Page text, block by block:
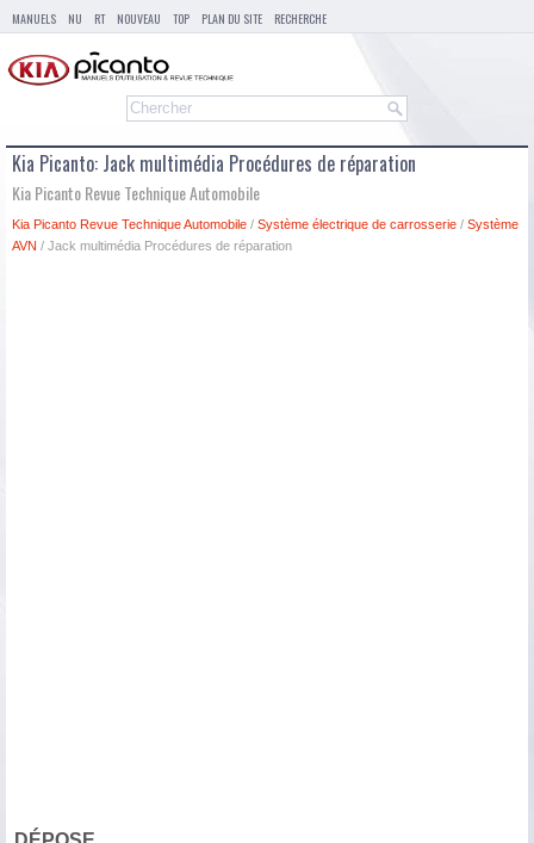
MANUELS NU RT NOUVEAU TOP PLAN DU SITE RECHERCHE
Kia Picanto: Jack multimédia Procédures de réparation
Kia Picanto Revue Technique Automobile
Kia Picanto Revue Technique Automobile / Système électrique de carrosserie / Système
AVN / Jack multimédia Procédures de réparation